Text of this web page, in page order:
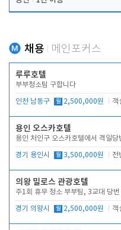
채용 메인포커스
루루호텔
부부청소팀 구합니다
인천 남동구 월 2,500,000원 객
용인 오스카호텔
용인 처인구 오스카호텔에서 격일당
경기 용인시 월 3,500,000원
의왕 밀로스 관광호텔
주1회 휴무 청소 부부팀, 3교대 당번
경기 의왕시 월 2,500,000원 객